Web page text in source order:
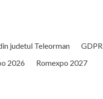
judetul Teleorman GDPR
2026 Romexpo 2027